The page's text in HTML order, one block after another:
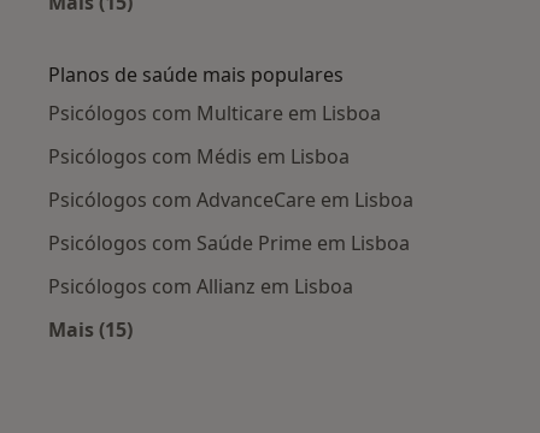
Planos de saúde mais populares
Psicólogos com Multicare em Lisboa
Psicólogos com Médis em Lisboa
Psicólogos com AdvanceCare em Lisboa
Psicólogos com Saúde Prime em Lisboa
Psicólogos com Allianz em Lisboa
Mais (15)